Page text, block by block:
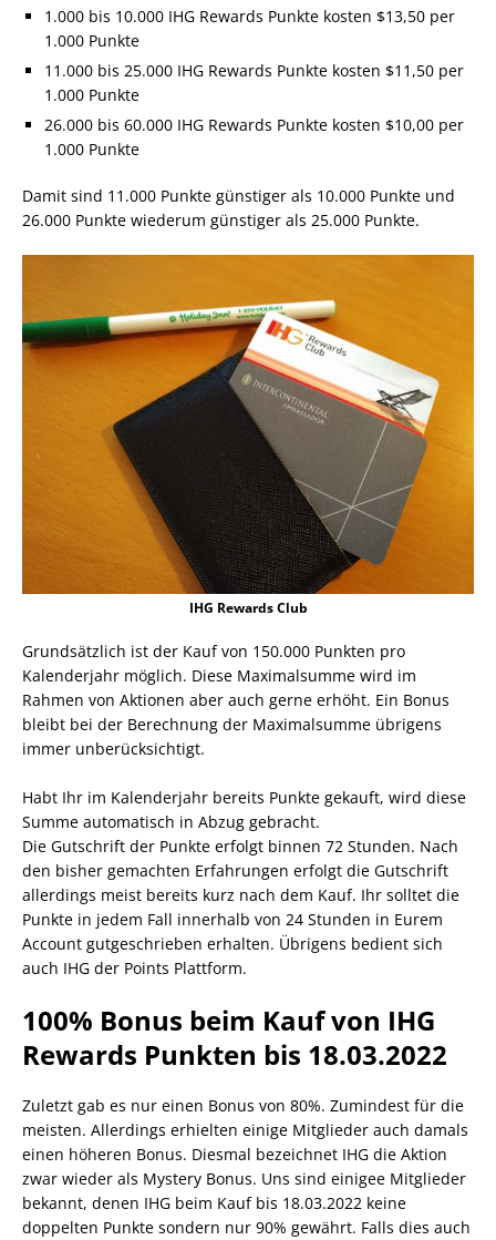
1.000 bis 10.000 IHG Rewards Punkte kosten $13,50 per
1.000 Punkte
11.000 bis 25.000 IHG Rewards Punkte kosten $11,50 per
1.000 Punkte
26.000 bis 60.000 IHG Rewards Punkte kosten $10,00 per
1.000 Punkte
Damit sind 11.000 Punkte günstiger als 10.000 Punkte und
26.000 Punkte wiederum günstiger als 25.000 Punkte.
IHG Rewards Club
Grundsätzlich ist der Kauf von 150.000 Punkten pro
Kalenderjahr möglich. Diese Maximalsumme wird im
Rahmen von Aktionen aber auch gerne erhöht. Ein Bonus
bleibt bei der Berechnung der Maximalsumme übrigens
immer unberücksichtigt.
Habt Ihr im Kalenderjahr bereits Punkte gekauft, wird diese
Summe automatisch in Abzug gebracht.
Die Gutschrift der Punkte erfolgt binnen 72 Stunden. Nach
den bisher gemachten Erfahrungen erfolgt die Gutschrift
allerdings meist bereits kurz nach dem Kauf. Ihr solltet die
Punkte in jedem Fall innerhalb von 24 Stunden in Eurem
Account gutgeschrieben erhalten. Übrigens bedient sich
auch IHG der Points Plattform.
100% Bonus beim Kauf von IHG
Rewards Punkten bis 18.03.2022
Zuletzt gab es nur einen Bonus von 80%. Zumindest für die
meisten. Allerdings erhielten einige Mitglieder auch damals
einen höheren Bonus. Diesmal bezeichnet IHG die Aktion
zwar wieder als Mystery Bonus. Uns sind einigee Mitglieder
bekannt, denen IHG beim Kauf bis 18.03.2022 keine
doppelten Punkte sondern nur 90% gewährt. Falls dies auch